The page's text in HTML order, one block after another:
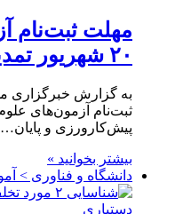
مهلت ثبت‌نام
۲۰ شهریور تمدید شد
به گزارش خبرگزاری
ثبت‌نام آزمون‌های
پیش‌کارورزی و پایان…
بیشتر بخوانید »
دانشگاه و فناوری >